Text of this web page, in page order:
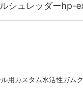
シュレッダーhp-